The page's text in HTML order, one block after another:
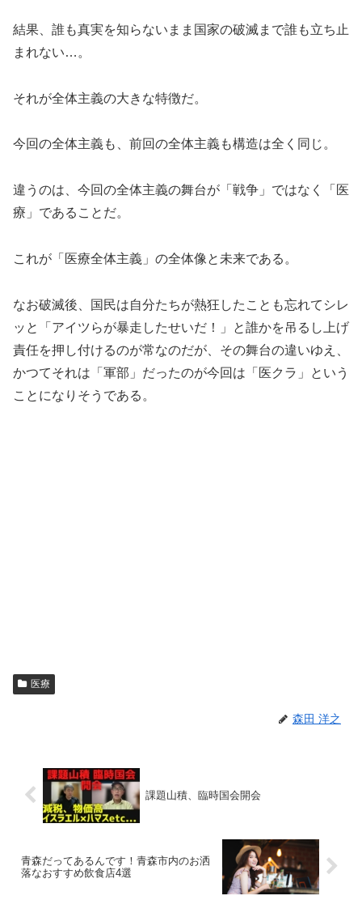
結果、誰も真実を知らないまま国家の破滅まで誰も立ち止
まれない…。
それが全体主義の大きな特徴だ。
今回の全体主義も、前回の全体主義も構造は全く同じ。
違うのは、今回の全体主義の舞台が「戦争」ではなく「医
療」であることだ。
これが「医療全体主義」の全体像と未来である。
なお破滅後、国民は自分たちが熱狂したことも忘れてシレ
ッと「アイツらが暴走したせいだ！」と誰かを吊るし上げ
責任を押し付けるのが常なのだが、その舞台の違いゆえ、
かつてそれは「軍部」だったのが今回は「医クラ」という
ことになりそうである。
医療
森田 洋之
課題山積、臨時国会開会
青森だってあるんです！青森市内のお洒
落なおすすめ飲食店4選